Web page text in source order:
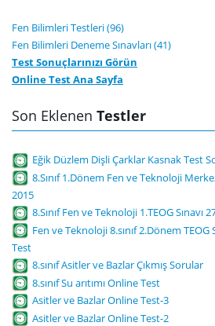
Fen Bilimleri Testleri (96)
Fen Bilimleri Deneme Sınavları (41)
Test Sonuçlarınızı Görün
Online Test Ana Sayfa
Son Eklenen Testler
Eğik Düzlem Dişli Çarklar Kasnak Test
8.Sınıf 1.Dönem Fen ve Teknoloji
2015
8.Sınıf Fen ve Teknoloji 1.TEOG Sınavı
Fen ve Teknoloji 8.sınıf 2.Dönem TEOG
Test
8.sınıf Asitler ve Bazlar Çıkmış Sorular
8.sınıf Su arıtımı Online Test
Asitler ve Bazlar Online Test-3
Asitler ve Bazlar Online Test-2